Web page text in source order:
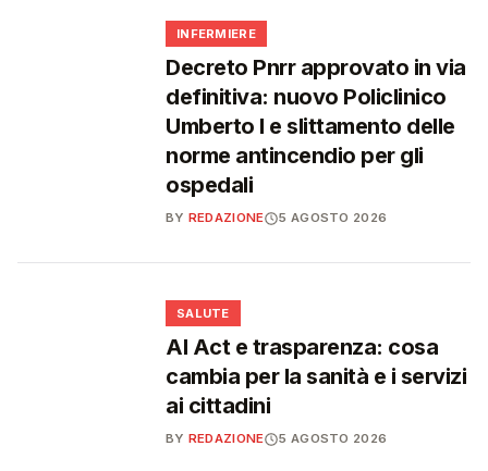
INFERMIERE
Decreto Pnrr approvato in via
definitiva: nuovo Policlinico
Umberto I e slittamento delle
norme antincendio per gli
ospedali
BY REDAZIONE 5 AGOSTO 2026
SALUTE
AI Act e trasparenza: cosa
cambia per la sanità e i servizi
ai cittadini
BY REDAZIONE 5 AGOSTO 2026